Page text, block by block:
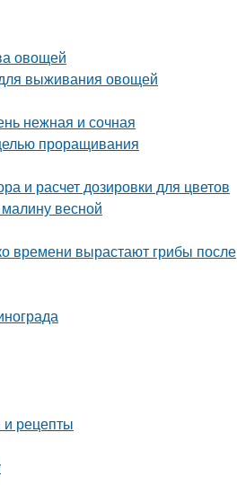
овощей
выживания овощей
нежная и сочная
проращивания
и расчет дозировки для цветов
весной
времени вырастают грибы после
и рецепты